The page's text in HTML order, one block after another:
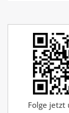
Folge jetzt